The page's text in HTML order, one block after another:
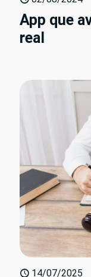
App que
real
14/07/2025